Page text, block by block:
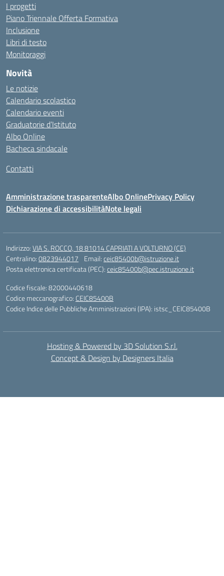
I progetti
Piano Triennale Offerta Formativa
Inclusione
Libri di testo
Monitoraggi
Novità
Le notizie
Calendario scolastico
Calendario eventi
Graduatorie d’Istituto
Albo Online
Bacheca sindacale
Contatti
Amministrazione trasparenteAlbo OnlinePrivacy Policy
Dichiarazione di accessibilitàNote legali
Indirizzo:VIA S. ROCCO, 18 81014 CAPRIATI A VOLTURNO (CE)
Centralino:0823944017 Email:ceic85400b@istruzione.it
Posta elettronica certificata (PEC):ceic85400b@pec.istruzione.it
Codice fiscale: 82000440618
Codice meccanografico: CEIC85400B
Codice Indice delle Pubbliche Amministrazioni (IPA): istsc_CEIC85400B
Hosting & Powered by 3D Solution S.r.l.
Concept & Design by Designers Italia